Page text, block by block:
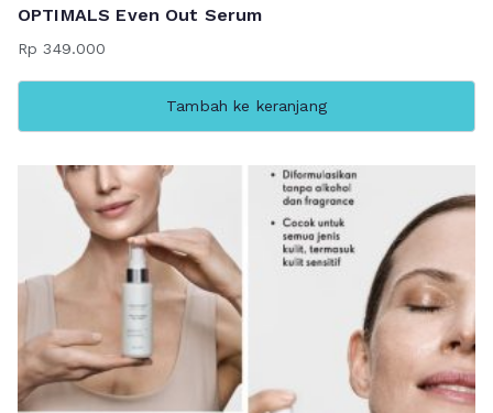
OPTIMALS Even Out Serum
Rp 349.000
Tambah ke keranjang